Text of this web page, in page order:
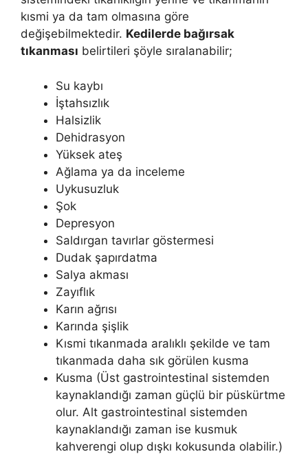
kısmi ya da tam olmasına göre
değişebilmektedir. Kedilerde bağırsak
tıkanması belirtileri şöyle sıralanabilir;
Su kaybı
İştahsızlık
Halsizlik
Dehidrasyon
Yüksek ateş
Ağlama ya da inceleme
Uykusuzluk
Şok
Depresyon
Saldırgan tavırlar göstermesi
Dudak şapırdatma
Salya akması
Zayıflık
Karın ağrısı
Karında şişlik
Kısmi tıkanmada aralıklı şekilde ve tam
tıkanmada daha sık görülen kusma
Kusma (Üst gastrointestinal sistemden
kaynaklandığı zaman güçlü bir püskürtme
olur. Alt gastrointestinal sistemden
kaynaklandığı zaman ise kusmuk
kahverengi olup dışkı kokusunda olabilir.)